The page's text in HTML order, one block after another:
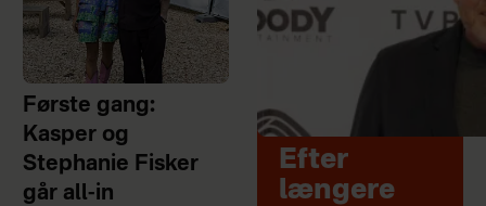
Første gang:
Kasper og
Stephanie Fisker
går all-in
Efter
længere